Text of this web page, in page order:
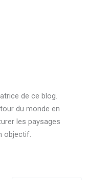
de ce blog.
du monde en
les paysages
objectif.